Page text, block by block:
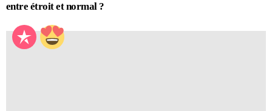
entre étroit et normal ?